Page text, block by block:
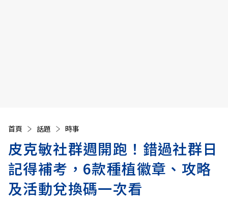
首頁 話題 時事
皮克敏社群週開跑！錯過社群日
記得補考，6款種植徽章、攻略
及活動兌換碼一次看